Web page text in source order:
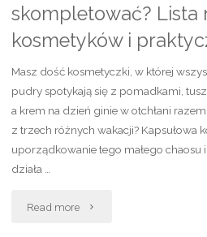
–
zestawy,
inspiracje
i
skompletować? Lista
kosmetyków i
Masz dość kosmetyczki, w której
pudry spotykają się z pomadkami,
a krem na dzień ginie w otchłani
z trzech różnych wakacji? Kapsułowa
uporządkowanie tego małego chaosu
działa …
Read more "Kapsułowa